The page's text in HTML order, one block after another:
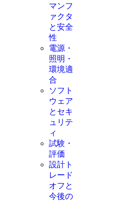
マンフ
ァクタ
と安全
性
電源・
照明・
環境適
合
ソフト
ウェア
とセキ
ュリテ
ィ
試験・
評価
設計ト
レード
オフと
今後の